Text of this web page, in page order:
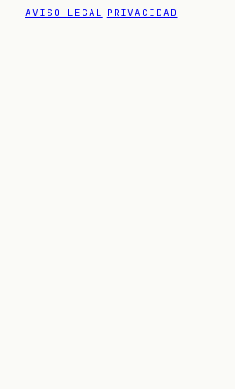
AVISO LEGAL PRIVACIDAD